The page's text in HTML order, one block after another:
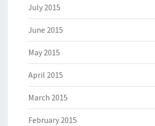
July 2015
June 2015
May 2015
April 2015
March 2015
February 2015